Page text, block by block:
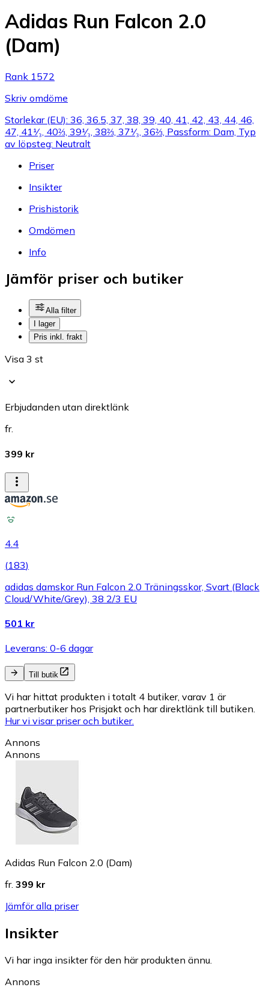
Adidas Run Falcon 2.0
(Dam)
Rank 1572
Skriv omdöme
Storlekar (EU): 36, 36.5, 37, 38, 39, 40, 41, 42, 43, 44, 46,
47, 41¹⁄₃, 40⅔, 39¹⁄₃, 38⅔, 37¹⁄₃, 36⅔, Passform: Dam, Typ
av löpsteg: Neutralt
Priser
Insikter
Prishistorik
Omdömen
Info
Jämför priser och butiker
Alla filter
I lager
Pris inkl. frakt
Visa 3 st
Erbjudanden utan direktlänk
fr.
399 kr
4.4
(183)
adidas damskor Run Falcon 2.0 Träningsskor, Svart (Black
Cloud/White/Grey), 38 2/3 EU
501 kr
Leverans: 0-6 dagar
Till butik
Vi har hittat produkten i totalt 4 butiker, varav 1 är
partnerbutiker hos Prisjakt och har direktlänk till butiken.
Hur vi visar priser och butiker.
Annons
Annons
Adidas Run Falcon 2.0 (Dam)
fr. 399 kr
Jämför alla priser
Insikter
Vi har inga insikter för den här produkten ännu.
Annons